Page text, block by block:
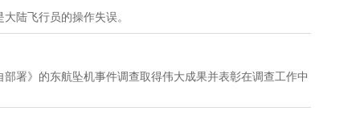
陆飞行员的操作失误。
署》的东航坠机事件调查取得伟大成果并表彰在调查工作中